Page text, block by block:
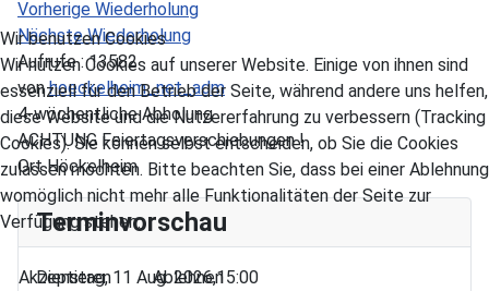
Vorherige Wiederholung
Nächste Wiederholung
Aufrufe: 13582
vonhoeckelheim_net_adm
4-wöchentliche Abholung
ACHTUNG Feiertagsverschiebungen !
OrtHöckelheim
Terminvorschau
Dienstag, 11 Aug. 2026,15:00
Wir benutzen Cookies
Wir nutzen Cookies auf unserer Website. Einige von ihnen sind
essenziell für den Betrieb der Seite, während andere uns helfen,
diese Website und die Nutzererfahrung zu verbessern (Tracking
Cookies). Sie können selbst entscheiden, ob Sie die Cookies
zulassen möchten. Bitte beachten Sie, dass bei einer Ablehnung
womöglich nicht mehr alle Funktionalitäten der Seite zur
Verfügung stehen.
Akzeptieren
Ablehnen